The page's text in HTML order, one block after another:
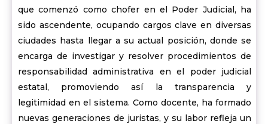
que comenzó como chofer en el Poder Judicial, ha
sido ascendente, ocupando cargos clave en diversas
ciudades hasta llegar a su actual posición, donde se
encarga de investigar y resolver procedimientos de
responsabilidad administrativa en el poder judicial
estatal, promoviendo así la transparencia y
legitimidad en el sistema. Como docente, ha formado
nuevas generaciones de juristas, y su labor refleja un